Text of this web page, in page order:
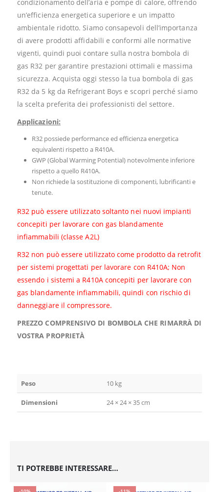
condizionamento dell’aria e pompe di calore, offrendo
un’efficienza energetica superiore e un impatto
ambientale ridotto. Siamo consapevoli dell’importanza
di avere prodotti affidabili e conformi alle normative
vigenti, quindi puoi contare sulla nostra bombola di
gas R32 per garantire prestazioni ottimali e massima
sicurezza. Acquista oggi stesso la tua bombola di gas
R32 da 5 kg da Refrigerant Boys e scopri perché siamo
la scelta preferita dei professionisti del settore.
Applicazioni:
R32 possiede performance ed efficienza energetica
equivalenti rispetto a R410A.
GWP (Global Warming Potential) notevolmente inferiore
rispetto a quello R410A.
Non richiede la sostituzione di componenti, lubrificanti e
tenute.
R32 può essere utilizzato soltanto nei nuovi impianti
concepiti per lavorare con gas blandamente
infiammabili (classe A2L)
R32 non può essere utilizzato come prodotto da retrofit
per sistemi progettati per lavorare con R410A; Non
essendo i sistemi a R410A concepiti per lavorare con
gas blandamente infiammabili, quindi con rischio di
danneggiare il compressore.
PREZZO COMPRENSIVO DI BOMBOLA CHE RIMARRÀ DI
VOSTRA PROPRIETÀ
Peso 10 kg
Dimensioni 24 × 24 × 35 cm
TI POTREBBE INTERESSARE…